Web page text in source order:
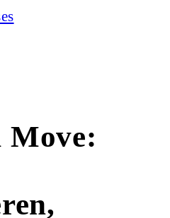
Move: